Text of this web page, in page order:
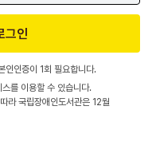
그인
인인증이 1회 필요합니다.
를 이용할 수 있습니다.
라 국립장애인도서관은 12월